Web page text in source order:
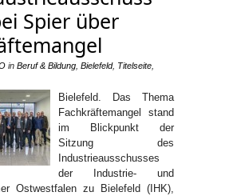
Spier über
in Beruf & Bildung Bielefeld, Titelseite
Bielefeld. Das Thema
Fachkräftemangel stand
im Blickpunkt der
Sitzung des
Industrieausschusses
der Industrie- und
Ostwestfalen zu Bielefeld (IHK),